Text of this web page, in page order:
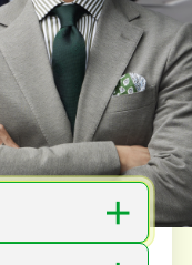
！
査定
査定いたします
＋